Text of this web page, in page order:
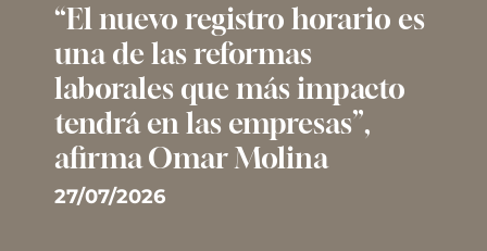
“El nuevo registro horario es
una de las reformas
laborales que más impacto
tendrá en las empresas”,
afirma Omar Molina
27/07/2026